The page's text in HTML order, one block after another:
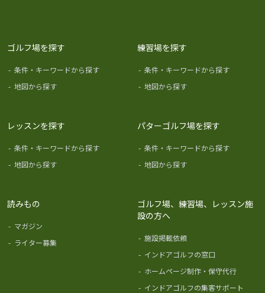
ゴルフ場を探す
- 条件・キーワードから探す
- 地図から探す
練習場を探す
- 条件・キーワードから探す
- 地図から探す
レッスンを探す
- 条件・キーワードから探す
- 地図から探す
パターゴルフ場を探す
- 条件・キーワードから探す
- 地図から探す
読みもの
- マガジン
- ライター募集
ゴルフ場、練習場、レッスン施
設の方へ
- 施設掲載依頼
- インドアゴルフの窓口
- ホームページ制作・保守代行
- インドアゴルフの集客サポート